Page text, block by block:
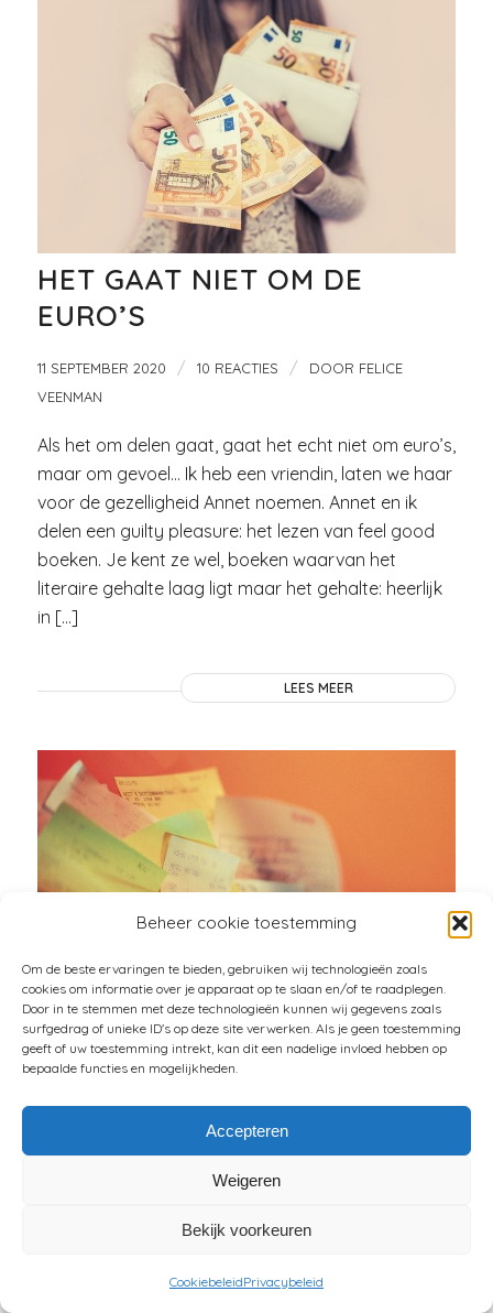
Beheer cookie toestemming
Om de beste ervaringen te bieden, gebruiken wij technologieën zoals
cookies om informatie over je apparaat op te slaan en/of te raadplegen.
Door in te stemmen met deze technologieën kunnen wij gegevens zoals
surfgedrag of unieke ID's op deze site verwerken. Als je geen toestemming
geeft of uw toestemming intrekt, kan dit een nadelige invloed hebben op
bepaalde functies en mogelijkheden.
Accepteren
Weigeren
Bekijk voorkeuren
CookiebeleidPrivacybeleid
HET GAAT NIET OM DE
EURO’S
11 SEPTEMBER 2020 / 10 REACTIES / DOOR FELICE
VEENMAN
Als het om delen gaat, gaat het echt niet om euro’s,
maar om gevoel… Ik heb een vriendin, laten we haar
voor de gezelligheid Annet noemen. Annet en ik
delen een guilty pleasure: het lezen van feel good
boeken. Je kent ze wel, boeken waarvan het
literaire gehalte laag ligt maar het gehalte: heerlijk
in […]
LEES MEER
SPAAR JIJ BONNETJES ??
Wedden dat je zegt: “Hmmmm… nouuuuu….eeehhh
…jaaa” Maar wat als iemand je de logische
die bonnetjes?? “ Je zou een tikkie rood worden en